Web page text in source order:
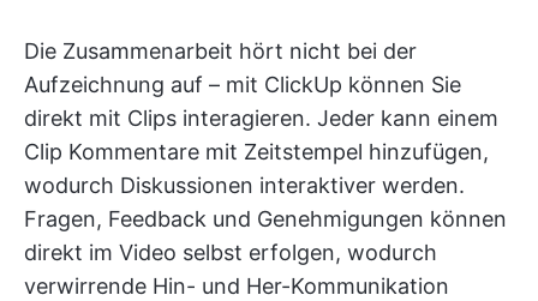
Die Zusammenarbeit hört nicht bei der
Aufzeichnung auf – mit ClickUp können Sie
direkt mit Clips interagieren. Jeder kann einem
Clip Kommentare mit Zeitstempel hinzufügen,
wodurch Diskussionen interaktiver werden.
Fragen, Feedback und Genehmigungen können
direkt im Video selbst erfolgen, wodurch
verwirrende Hin- und Her-Kommunikation